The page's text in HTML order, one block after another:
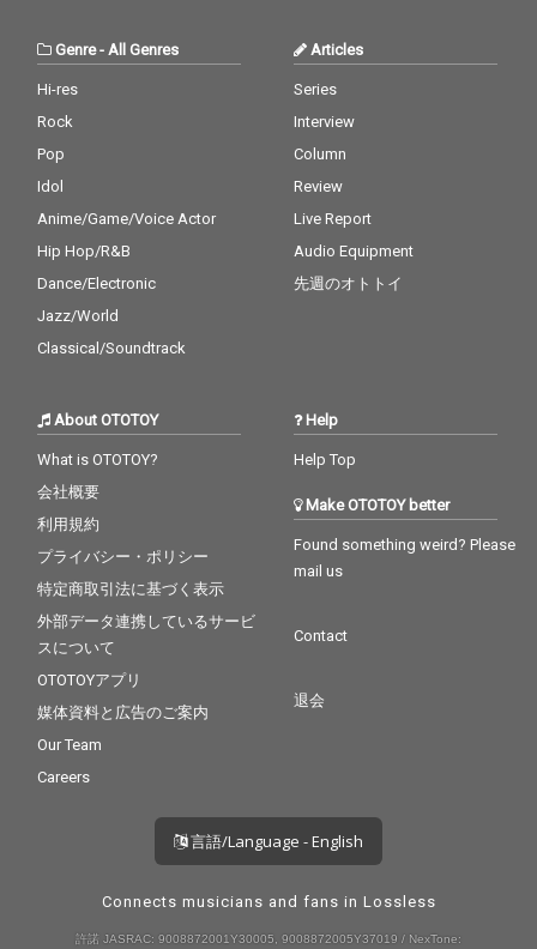
Genre-All Genres
Hi-res
Rock
Pop
Idol
Anime/Game/Voice Actor
Hip Hop/R&B
Dance/Electronic
Jazz/World
Classical/Soundtrack
Articles
Series
Interview
Column
Review
Live Report
Audio Equipment
先週のオトトイ
About OTOTOY
What is OTOTOY?
会社概要
利用規約
プライバシー・ポリシー
特定商取引法に基づく表示
外部データ連携しているサービ
スについて
OTOTOYアプリ
媒体資料と広告のご案内
Our Team
Careers
Help
Help Top
Make OTOTOY better
Found something weird? Please
mail us
Contact
退会
言語/Language - English
Connects musicians and fans in Lossless
許諾 JASRAC: 9008872001Y30005, 9008872005Y37019 / NexTone: